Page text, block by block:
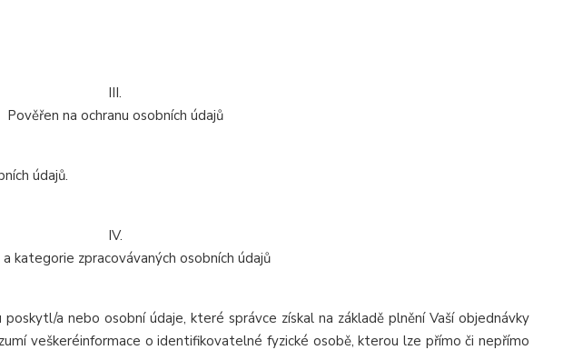
III.
Pověřen na ochranu osobních údajů
údajů.
IV.
kategorie zpracovávaných osobních údajů
a nebo osobní údaje, které správce získal na základě plnění Vaší objednávky
veškeréinformace o identifikovatelné fyzické osobě, kterou lze přímo či nepřímo